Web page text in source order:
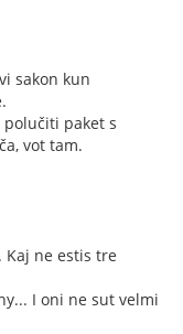
sakon kun
polučiti paket s
vot tam.
Kaj ne estis tre
I oni ne sut velmi